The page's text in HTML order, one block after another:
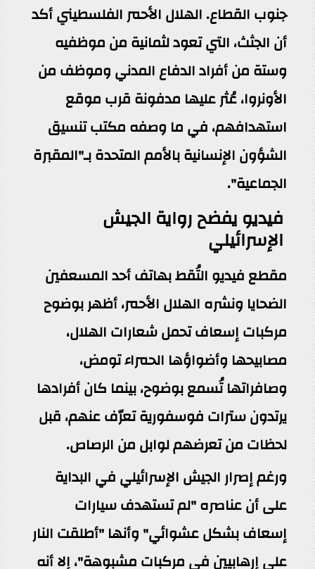
جنوب القطاع. الهلال الأحمر الفلسطيني أكد
أن الجثث، التي تعود لثمانية من موظفيه
وستة من أفراد الدفاع المدني وموظف من
الأونروا، عُثر عليها مدفونة قرب موقع
استهدافهم، في ما وصفه مكتب تنسيق
الشؤون الإنسانية بالأمم المتحدة بـ"المقبرة
الجماعية".
فيديو يفضح رواية الجيش
الإسرائيلي
مقطع فيديو التُقط بهاتف أحد المسعفين
الضحايا ونشره الهلال الأحمر، أظهر بوضوح
مركبات إسعاف تحمل شعارات الهلال،
مصابيحها وأضواؤها الحمراء تومض،
وصافراتها تُسمع بوضوح، بينما كان أفرادها
يرتدون سترات فوسفورية تعرّف عنهم، قبل
لحظات من تعرضهم لوابل من الرصاص.
ورغم إصرار الجيش الإسرائيلي في البداية
على أن عناصره "لم تستهدف سيارات
إسعاف بشكل عشوائي" وأنها "أطلقت النار
على إرهابيين في مركبات مشبوهة"، إلا أنه